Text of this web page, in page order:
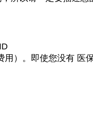
）。即使您没有 医